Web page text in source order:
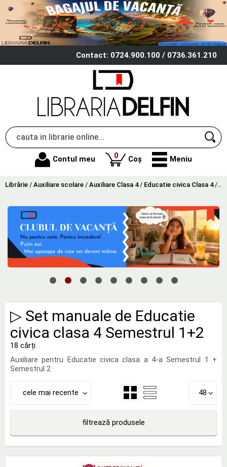
Contact: 0724.900.100 / 0736.361.210
Contul meu 0produse
Coș Meniu
Librărie / Auxiliare scolare / Auxiliare Clasa 4/ Educatie civica Clasa 4/
▷ Set manuale de Educatie
civica clasa 4 Semestrul 1+2
18 cărți
Auxiliare pentru Educatie civica clasa a 4-a Semestrul 1 +
Semestrul 2
cele mai recente 48
filtrează produsele